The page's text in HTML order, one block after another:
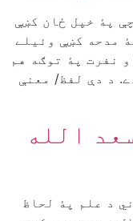
پۀ خپل ځان کښې
مدحه کښې وئيلے
نفرت پۀ توګه هم
د دې لفظ/ معنې
الله
د علم پۀ لحاظ